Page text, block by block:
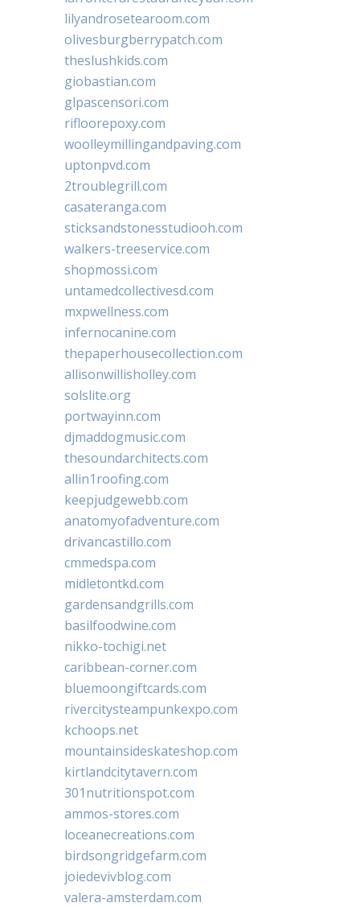
lilyandrosetearoom.com
olivesburgberrypatch.com
theslushkids.com
giobastian.com
glpascensori.com
rifloorepoxy.com
woolleymillingandpaving.com
uptonpvd.com
2troublegrill.com
casateranga.com
sticksandstonesstudiooh.com
walkers-treeservice.com
shopmossi.com
untamedcollectivesd.com
mxpwellness.com
infernocanine.com
thepaperhousecollection.com
allisonwillisholley.com
solslite.org
portwayinn.com
djmaddogmusic.com
thesoundarchitects.com
allin1roofing.com
keepjudgewebb.com
anatomyofadventure.com
drivancastillo.com
cmmedspa.com
midletontkd.com
gardensandgrills.com
basilfoodwine.com
nikko-tochigi.net
caribbean-corner.com
bluemoongiftcards.com
rivercitysteampunkexpo.com
kchoops.net
mountainsideskateshop.com
kirtlandcitytavern.com
301nutritionspot.com
ammos-stores.com
loceanecreations.com
birdsongridgefarm.com
joiedevivblog.com
valera-amsterdam.com